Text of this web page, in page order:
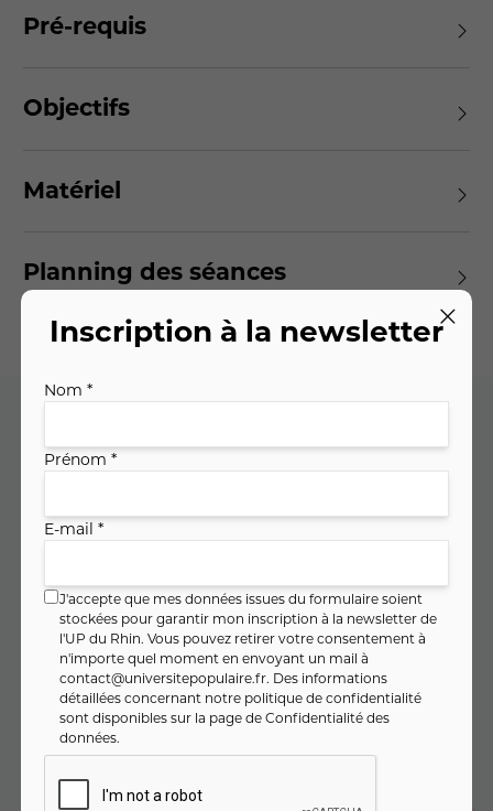
Pré-requis
Objectifs
Matériel
Planning des séances
Code cours : 11SA1552
57,00€
PAIEMENT FRACTIONNÉ
Dès19,00€ / mois pendant 3 mois
Montant total :
Inscription à la newsletter
Nom *
Prénom *
E-mail *
J'accepte que mes données issues du formulaire soient
stockées pour garantir mon inscription à la newsletter de
l'UP du Rhin. Vous pouvez retirer votre consentement à
n'importe quel moment en envoyant un mail à
contact@universitepopulaire.fr. Des informations
détaillées concernant notre politique de confidentialité
sont disponibles sur la page deConfidentialité des
données.